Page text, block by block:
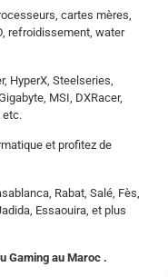
cartes mères,
refroidissement, water
HyperX, Steelseries,
MSI, DXRacer,
etc.
et profitez de
Rabat, Salé, Fès,
Essaouira, et plus
Gaming au Maroc .